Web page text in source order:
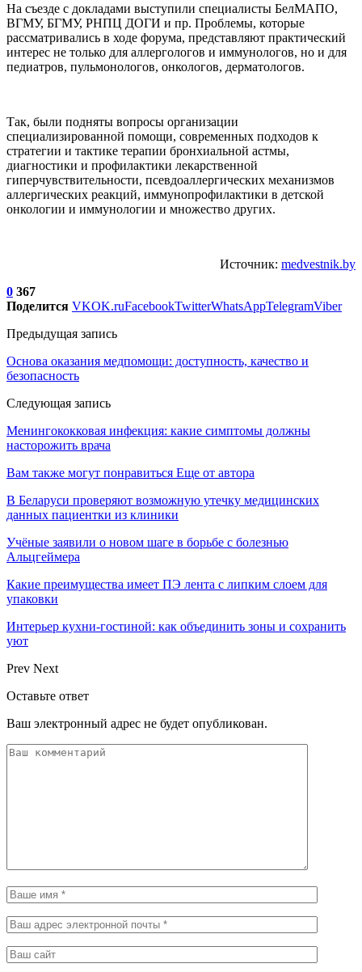
На съезде с докладами выступили специалисты БелМАПО,
ВГМУ, БГМУ, РНПЦ ДОГИ и пр. Проблемы, которые
рассматривались в ходе форума, представляют практический
интерес не только для аллергологов и иммунологов, но и для
педиатров, пульмонологов, онкологов, дерматологов.
Так, были подняты вопросы организации
специализированной помощи, современных подходов к
стратегии и тактике терапии бронхиальной астмы,
диагностики и профилактики лекарственной
гиперчувствительности, псевдоаллергических механизмов
аллергических реакций, иммунопрофилактики в детской
онкологии и иммунологии и множество других.
Источник: medvestnik.by
0 367
Поделится VKOK.ruFacebookTwitterWhatsAppTelegramViber
Предыдущая запись
Основа оказания медпомощи: доступность, качество и
безопасность
Следующая запись
Менингококковая инфекция: какие симптомы должны
насторожить врача
Вам также могут понравиться Еще от автора
В Беларуси проверяют возможную утечку медицинских
данных пациентки из клиники
Учёные заявили о новом шаге в борьбе с болезнью
Альцгеймера
Какие преимущества имеет ПЭ лента с липким слоем для
упаковки
Интерьер кухни-гостиной: как объединить зоны и сохранить
уют
Prev Next
Оставьте ответ
Ваш электронный адрес не будет опубликован.